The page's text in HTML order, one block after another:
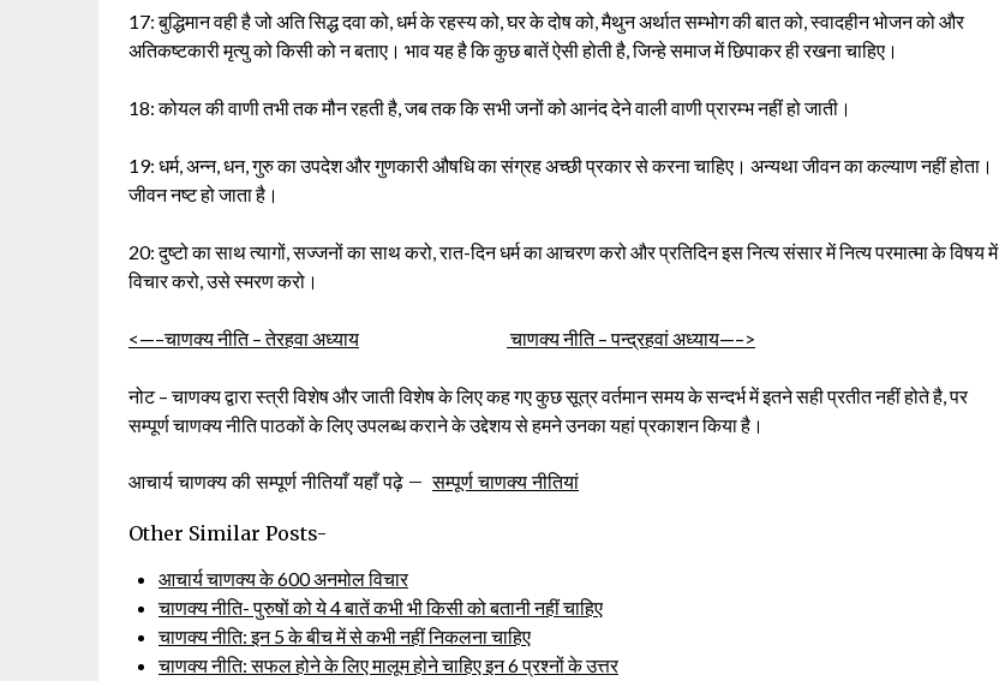
17: बुद्धिमान वही है जो अति सिद्ध दवा को, धर्म के रहस्य को, घर के दोष को, मैथुन अर्थात सम्भोग की बात को, स्वादहीन भोजन को और
अतिकष्टकारी मृत्यु को किसी को न बताए। भाव यह है कि कुछ बातें ऐसी होती है, जिन्हे समाज में छिपाकर ही रखना चाहिए।
18: कोयल की वाणी तभी तक मौन रहती है, जब तक कि सभी जनों को आनंद देने वाली वाणी प्रारम्भ नहीं हो जाती।
19: धर्म, अन्न, धन, गुरु का उपदेश और गुणकारी औषधि का संग्रह अच्छी प्रकार से करना चाहिए। अन्यथा जीवन का कल्याण नहीं होता।
जीवन नष्ट हो जाता है।
20: दुष्टो का साथ त्यागों, सज्जनों का साथ करो, रात-दिन धर्म का आचरण करो और प्रतिदिन इस नित्य संसार में नित्य परमात्मा के विषय में
विचार करो, उसे स्मरण करो।
<—–चाणक्य नीति – तेरहवा अध्याय चाणक्य नीति – पन्द्रहवां अध्याय—–>
नोट – चाणक्य द्वारा स्त्री विशेष और जाती विशेष के लिए कह गए कुछ सूत्र वर्तमान समय के सन्दर्भ में इतने सही प्रतीत नहीं होते है, पर
सम्पूर्ण चाणक्य नीति पाठकों के लिए उपलब्ध कराने के उद्देशय से हमने उनका यहां प्रकाशन किया है।
आचार्य चाणक्य की सम्पूर्ण नीतियाँ यहाँ पढ़े –सम्पूर्ण चाणक्य नीतियां
Other Similar Posts-
आचार्य चाणक्य के 600 अनमोल विचार
चाणक्य नीति- पुरुषों को ये 4 बातें कभी भी किसी को बतानी नहीं चाहिए
चाणक्य नीति: इन 5 के बीच में से कभी नहीं निकलना चाहिए
चाणक्य नीति: सफल होने के लिए मालूम होने चाहिए इन 6 प्रश्नों के उत्तर